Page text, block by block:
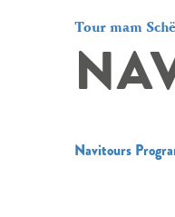
Tour mam
Navitours